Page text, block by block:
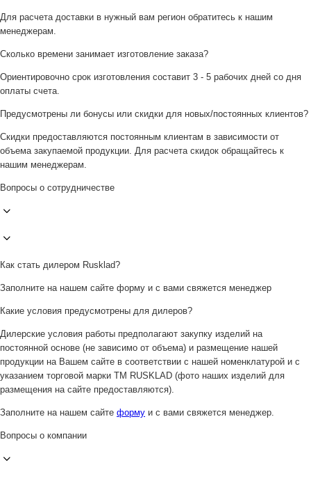
Для расчета доставки в нужный вам регион обратитесь к нашим
менеджерам.
Сколько времени занимает изготовление заказа?
Ориентировочно срок изготовления составит 3 - 5 рабочих дней со дня
оплаты счета.
Предусмотрены ли бонусы или скидки для новых/постоянных клиентов?
Скидки предоставляются постоянным клиентам в зависимости от
объема закупаемой продукции. Для расчета скидок обращайтесь к
нашим менеджерам.
Вопросы о сотрудничестве
Как стать дилером Rusklad?
Заполните на нашем сайте форму и с вами свяжется менеджер
Какие условия предусмотрены для дилеров?
Дилерские условия работы предполагают закупку изделий на
постоянной основе (не зависимо от объема) и размещение нашей
продукции на Вашем сайте в соответствии с нашей номенклатурой и с
указанием торговой марки ТМ RUSKLAD (фото наших изделий для
размещения на сайте предоставляются).
Заполните на нашем сайте форму и с вами свяжется менеджер.
Вопросы о компании